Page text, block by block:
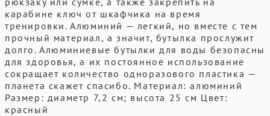
карабине ключ от шкафчика на время
тренировки. Алюминий — легкий, но вместе с тем
прочный материал, а значит, бутылка прослужит
долго. Алюминиевые бутылки для воды безопасны
для здоровья, а их постоянное использование
сокращает количество одноразового пластика —
планета скажет спасибо. Материал: алюминий
Размер: диаметр 7,2 см; высота 25 см Цвет:
красный